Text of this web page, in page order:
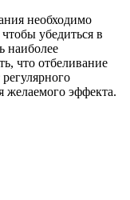
необходимо
убедиться в
наиболее
что отбеливание
желаемого эффекта.